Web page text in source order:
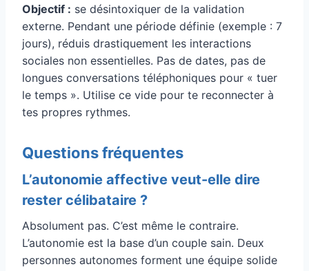
Objectif : se désintoxiquer de la validation
externe. Pendant une période définie (exemple : 7
jours), réduis drastiquement les interactions
sociales non essentielles. Pas de dates, pas de
longues conversations téléphoniques pour « tuer
le temps ». Utilise ce vide pour te reconnecter à
tes propres rythmes.
Questions fréquentes
L’autonomie affective veut-elle dire
rester célibataire ?
Absolument pas. C’est même le contraire.
L’autonomie est la base d’un couple sain. Deux
personnes autonomes forment une équipe solide